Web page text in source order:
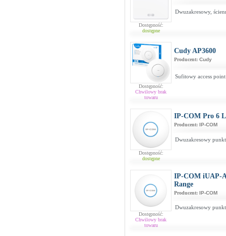
Dostępność:
dostępne
Dwuzakresowy,
Dostępność:
Chwilowy brak
towaru
Cudy AP3600
Producent: Cudy
Sufitowy access
Dostępność:
dostępne
IP-COM Pro 6
Producent: IP-COM
Dwuzakresowy
Dostępność:
Chwilowy brak
towaru
IP-COM iUAP-
Range
Producent: IP-COM
Dwuzakresowy